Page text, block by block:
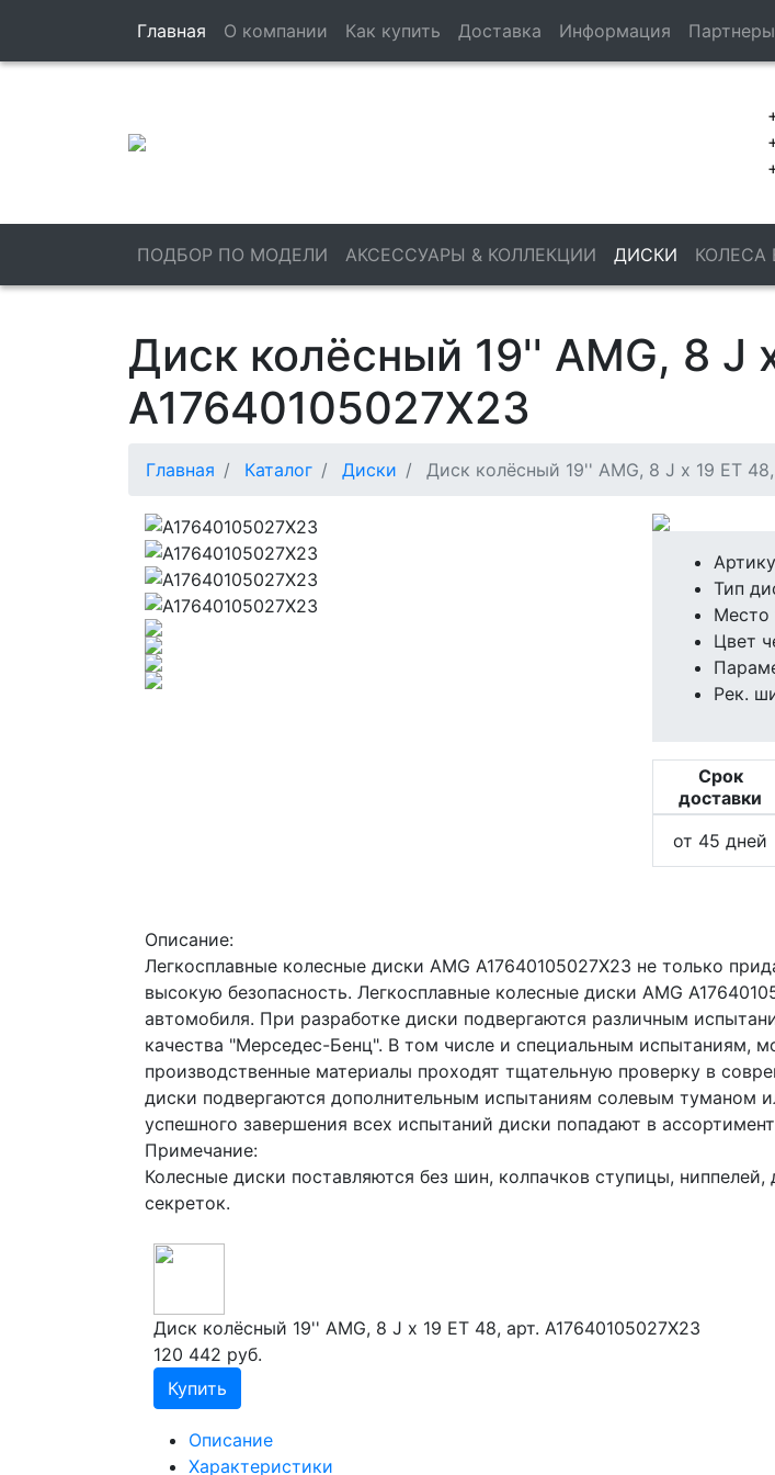
Главная О компании Как купить Доставка Информация Партнеры
ПОДБОР ПО МОДЕЛИ АКСЕССУАРЫ & КОЛЛЕКЦИИ ДИСКИ КОЛЕСА
Диск колёсный 19'' AMG, 8 J
A17640105027X23
Главная Каталог Диски Диск колёсный 19'' AMG, 8 J x 19 ET
Тип
Место
Цвет
Рек.
Срок
доставки
от 45 дней
Описание:
Легкосплавные колесные диски AMG A17640105027X23 не только
высокую безопасность. Легкосплавные колесные диски AMG
автомобиля. При разработке диски подвергаются различным
качества "Мерседес-Бенц". В том числе и специальным испытаниям,
производственные материалы проходят тщательную проверку в
диски подвергаются дополнительным испытаниям солевым туманом
успешного завершения всех испытаний диски попадают в
Примечание:
Колесные диски поставляются без шин, колпачков ступицы,
секреток.
Диск колёсный 19'' AMG, 8 J x 19 ET 48, арт. A17640105027X23
120 442 руб.
Купить
Описание
Характеристики